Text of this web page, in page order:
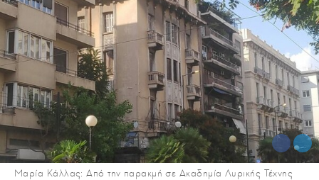
Μαρία Κάλλας: Από την παρακμή σε Ακαδημία Λυρικής Τέχνης